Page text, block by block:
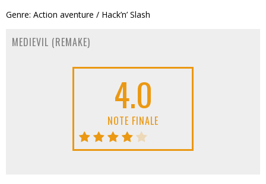
Genre: Action aventure / Hack’n’ Slash
MEDIEVIL (REMAKE)
4.0
NOTE FINALE